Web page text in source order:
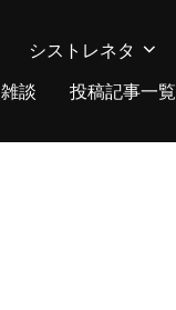
シストレネタ
雑談
投稿記事一覧